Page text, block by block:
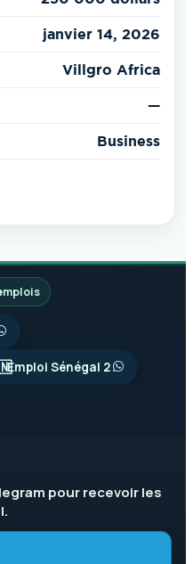
janvier 14, 2026
Villgro Africa
—
Business
Emploi Sénégal 2
pour recevoir les